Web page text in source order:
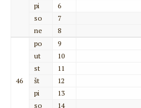
pi
6
so
7
ne
8
46
po
9
ut
10
st
11
št
12
pi
13
so
14